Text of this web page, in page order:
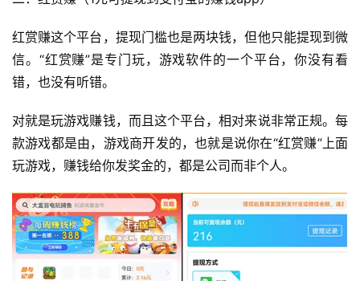
红赏赚这个平台，提现门槛也是两块钱，但他只能提现到微
信。“红赏赚”是专门玩，游戏软件的一个平台，你没有看
错，也没有听错。
对就是玩游戏赚钱，而且这个平台，相对来说非常正规。每
款游戏都是由，游戏商开发的，也就是说你在“红赏赚”上面
玩游戏，赚钱给你发奖金的，都是公司而非个人。